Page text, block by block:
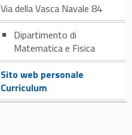
Via della Vasca Navale 84
Dipartimento di
Matematica e Fisica
Sito web personale
Curriculum